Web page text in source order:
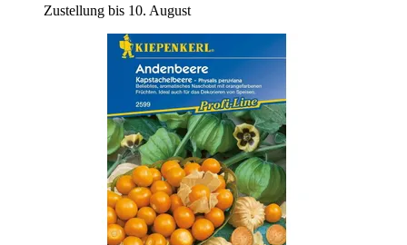
Zustellung bis 10. August